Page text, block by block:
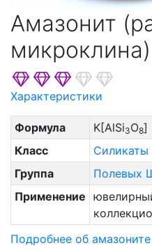
Амазонит
Характеристики
Формула K[AlSi3O8]
Класс
Силикаты
Группа
Полевых
Применение
Подробнее об амазоните